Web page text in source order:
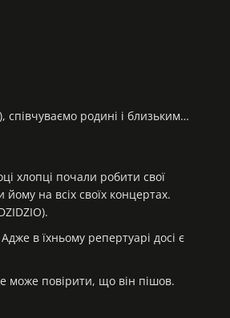
співчуваємо родині і близьким…
хлопці почали робити свої
на всіх своїх концертах.
в їхньому репертуарі досі є
може повірити, що він пішов.